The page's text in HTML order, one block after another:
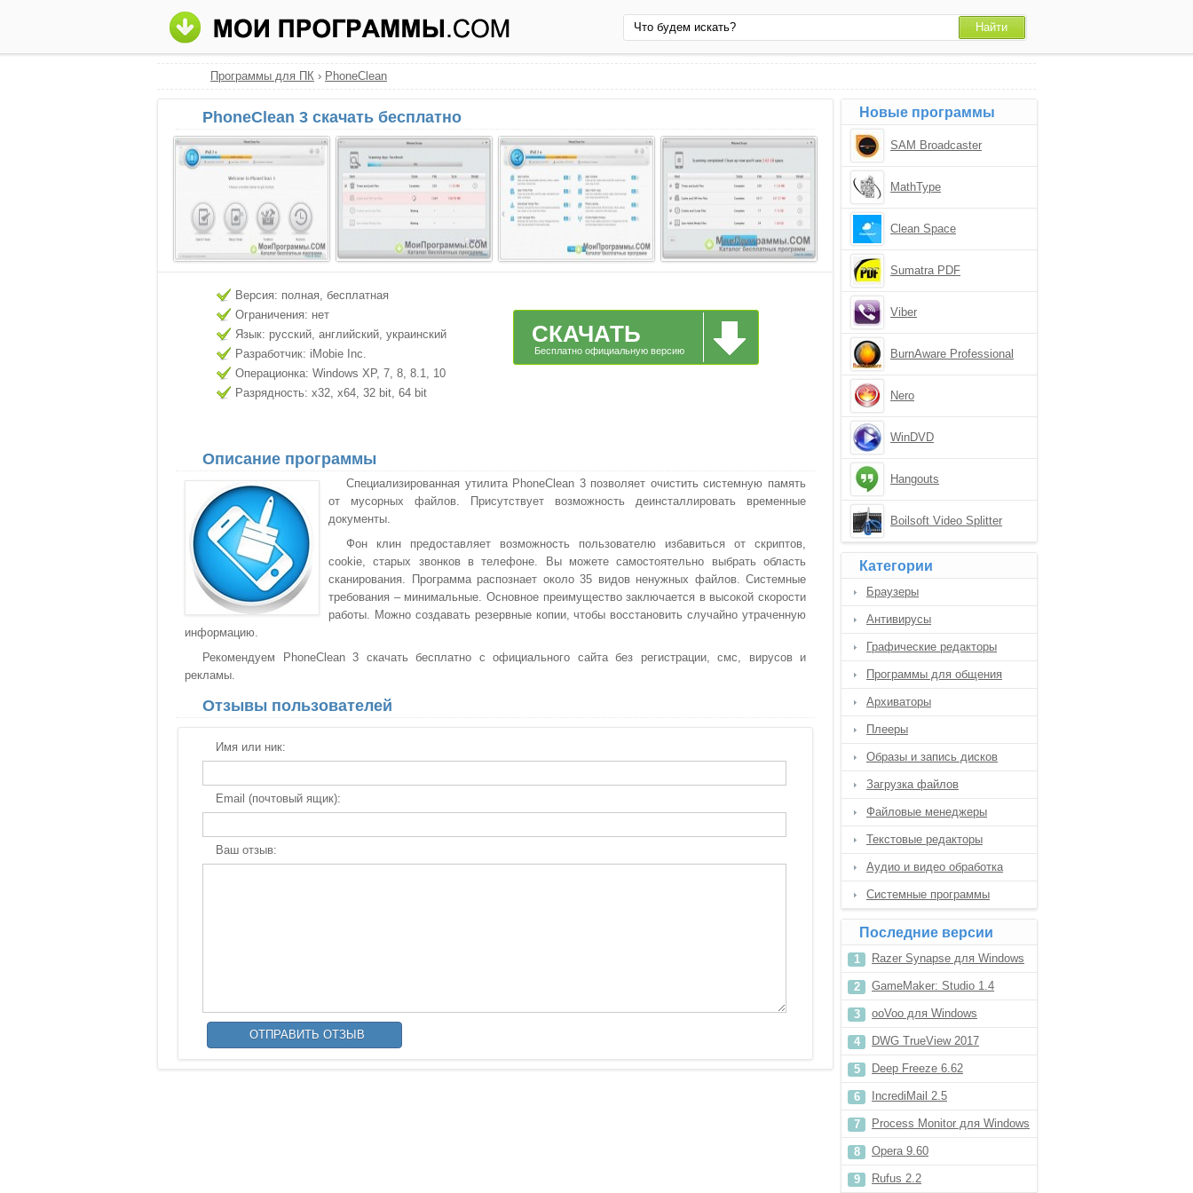
Программы для ПК › PhoneClean
PhoneClean 3 скачать бесплатно
Версия: полная, бесплатная
Ограничения: нет
Язык: русский, английский, украинский
Разработчик: iMobie Inc.
Операционка: Windows XP, 7, 8, 8.1, 10
Разрядность: x32, x64, 32 bit, 64 bit
СКАЧАТЬ
Бесплатно официальную версию
Описание программы
Специализированная утилита PhoneClean 3 позволяет очистить системную память
от мусорных файлов. Присутствует возможность деинсталлировать временные
документы.
Фон клин предоставляет возможность пользователю избавиться от скриптов,
cookie, старых звонков в телефоне. Вы можете самостоятельно выбрать область
сканирования. Программа распознает около 35 видов ненужных файлов. Системные
требования – минимальные. Основное преимущество заключается в высокой скорости
работы. Можно создавать резервные копии, чтобы восстановить случайно утраченную
информацию.
Рекомендуем PhoneClean 3 скачать бесплатно с официального сайта без регистрации, смс, вирусов и
рекламы.
Отзывы пользователей
Имя или ник:
Email (почтовый ящик):
Ваш отзыв:
Новые программы
SAM Broadcaster
MathType
Clean Space
Sumatra PDF
Viber
BurnAware Professional
Nero
WinDVD
Hangouts
Boilsoft Video Splitter
Категории
Браузеры
Антивирусы
Графические редакторы
Программы для общения
Архиваторы
Плееры
Образы и запись дисков
Загрузка файлов
Файловые менеджеры
Текстовые редакторы
Аудио и видео обработка
Системные программы
Последние версии
Razer Synapse для Windows
10
GameMaker: Studio 1.4
ooVoo для Windows
DWG TrueView 2017
Deep Freeze 6.62
IncrediMail 2.5
Process Monitor для Windows
10
Opera 9.60
Rufus 2.2